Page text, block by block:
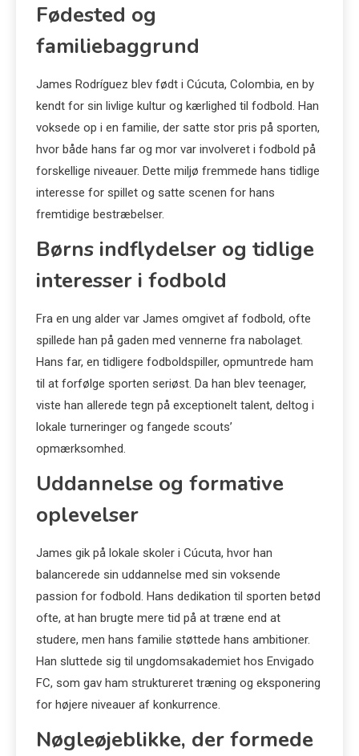
Fødested og
familiebaggrund
James Rodríguez blev født i Cúcuta, Colombia, en by
kendt for sin livlige kultur og kærlighed til fodbold. Han
voksede op i en familie, der satte stor pris på sporten,
hvor både hans far og mor var involveret i fodbold på
forskellige niveauer. Dette miljø fremmede hans tidlige
interesse for spillet og satte scenen for hans
fremtidige bestræbelser.
Børns indflydelser og tidlige
interesser i fodbold
Fra en ung alder var James omgivet af fodbold, ofte
spillede han på gaden med vennerne fra nabolaget.
Hans far, en tidligere fodboldspiller, opmuntrede ham
til at forfølge sporten seriøst. Da han blev teenager,
viste han allerede tegn på exceptionelt talent, deltog i
lokale turneringer og fangede scouts’
opmærksomhed.
Uddannelse og formative
oplevelser
James gik på lokale skoler i Cúcuta, hvor han
balancerede sin uddannelse med sin voksende
passion for fodbold. Hans dedikation til sporten betød
ofte, at han brugte mere tid på at træne end at
studere, men hans familie støttede hans ambitioner.
Han sluttede sig til ungdomsakademiet hos Envigado
FC, som gav ham struktureret træning og eksponering
for højere niveauer af konkurrence.
Nøgleøjeblikke, der formede